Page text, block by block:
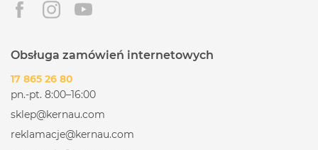
Obsługa zamówień internetowych
17 865 26 80
pn.-pt. 8:00–16:00
sklep@kernau.com
reklamacje@kernau.com